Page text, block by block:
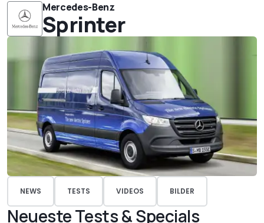
Mercedes-Benz
Sprinter
NEWS TESTS VIDEOS BILDER
Neueste Tests & Specials